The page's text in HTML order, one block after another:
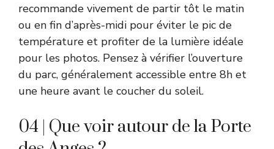
recommande vivement de partir tôt le matin
ou en fin d’après-midi pour éviter le pic de
température et profiter de la lumière idéale
pour les photos. Pensez à vérifier l’ouverture
du parc, généralement accessible entre 8h et
une heure avant le coucher du soleil.
04 | Que voir autour de la Porte